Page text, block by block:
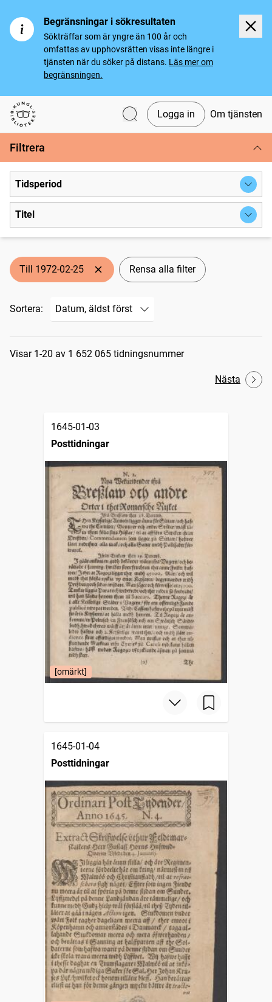
Begränsningar i sökresultaten
Sökträffar som är yngre än 100 år och
omfattas av upphovsrätten visas inte längre i
tjänsten när du söker på distans. Läs mer om
begränsningen.
Svenska tidningar
Logga in Om tjänsten
Filtrera
Tidsperiod
Titel
Till 1972-02-25 Rensa alla filter
Sortera:
Sökresultat
Visar 1-20 av 1 652 065 tidningsnummer
Nästa
1645-01-03
Posttidningar
[omärkt]
1645-01-04
Posttidningar